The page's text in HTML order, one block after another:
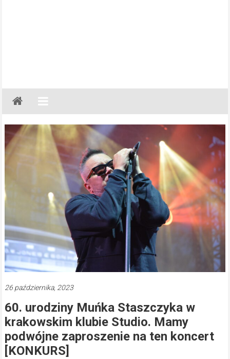
Gazeta
Regionalna
Częstochowa,
Kłobuck,
Lubliniec,
Myszków
26 października, 2023
60. urodziny Muńka Staszczyka w
krakowskim klubie Studio. Mamy
podwójne zaproszenie na ten koncert
[KONKURS]